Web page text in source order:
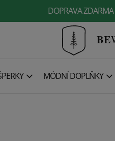
DOPRAVA
BE
MÓDNÍ DOPLŇKY